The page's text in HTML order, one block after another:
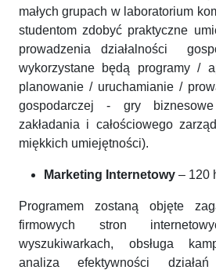
małych grupach w laboratorium
studentom zdobyć praktyczne
prowadzenia działalności
wykorzystane będą programy /
planowanie / uruchamianie /
gospodarczej - gry
zakładania i całościowego
miękkich umiejętności).
Marketing Internetowy – 120
Programem zostaną objęte
firmowych stron
wyszukiwarkach, obsługa
analiza efektywności